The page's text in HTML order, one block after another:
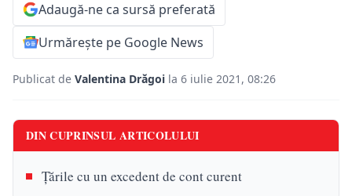
Adaugă-ne ca sursă preferată
Urmărește pe Google News
Publicat de Valentina Drăgoi la 6 iulie 2021, 08:26
DIN CUPRINSUL ARTICOLULUI
Țările cu un excedent de cont curent